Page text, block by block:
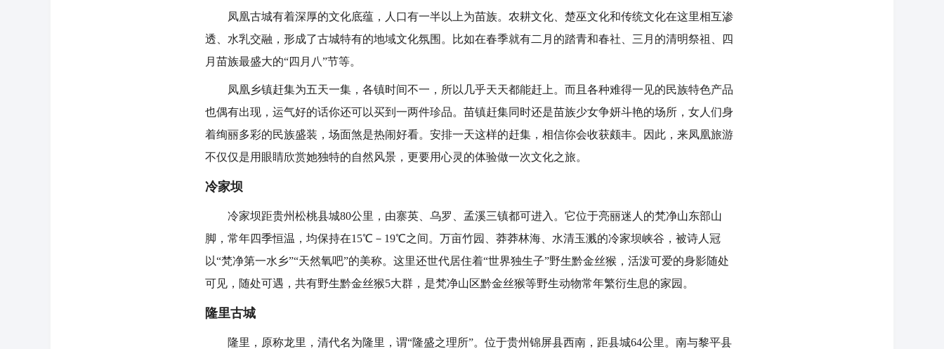
凤凰古城有着深厚的文化底蕴，人口有一半以上为苗族。农耕文化、楚巫文化和传统文化在这里相互渗
透、水乳交融，形成了古城特有的地域文化氛围。比如在春季就有二月的踏青和春社、三月的清明祭祖、四
月苗族最盛大的“四月八”节等。
凤凰乡镇赶集为五天一集，各镇时间不一，所以几乎天天都能赶上。而且各种难得一见的民族特色产品
也偶有出现，运气好的话你还可以买到一两件珍品。苗镇赶集同时还是苗族少女争妍斗艳的场所，女人们身
着绚丽多彩的民族盛装，场面煞是热闹好看。安排一天这样的赶集，相信你会收获颇丰。因此，来凤凰旅游
不仅仅是用眼睛欣赏她独特的自然风景，更要用心灵的体验做一次文化之旅。
冷家坝
冷家坝距贵州松桃县城80公里，由寨英、乌罗、孟溪三镇都可进入。它位于亮丽迷人的梵净山东部山
脚，常年四季恒温，均保持在15℃－19℃之间。万亩竹园、莽莽林海、水清玉溅的冷家坝峡谷，被诗人冠
以“梵净第一水乡”“天然氧吧”的美称。这里还世代居住着“世界独生子”野生黔金丝猴，活泼可爱的身影随处
可见，随处可遇，共有野生黔金丝猴5大群，是梵净山区黔金丝猴等野生动物常年繁衍生息的家园。
隆里古城
隆里，原称龙里，清代名为隆里，谓“隆盛之理所”。位于贵州锦屏县西南，距县城64公里。南与黎平县